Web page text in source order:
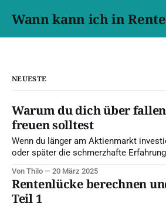
Wann kann ich in
NEUESTE
Warum du dich über
freuen solltest
Wenn du länger am Aktienmarkt
oder später die schmerzhafte
warum das so ist und warum es für
gut ist. Dabei beschränke ich micht
dass du ja
Von Thilo 20 März 2025
Rentenlücke berechnen
Teil 1